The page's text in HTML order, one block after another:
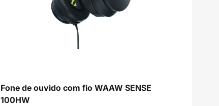
Fone de ouvido com fio WAAW SENSE
100HW